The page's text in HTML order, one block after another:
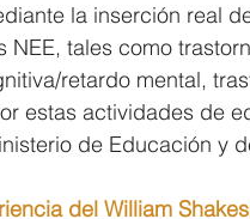
la inserción real
NEE, tales como
retardo mental,
estas actividades de
de Educación y
del William